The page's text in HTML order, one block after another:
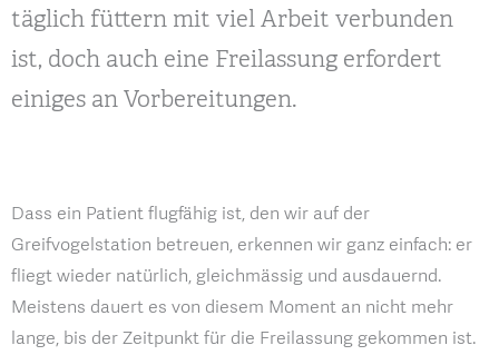
täglich füttern mit viel Arbeit verbunden
ist, doch auch eine Freilassung erfordert
einiges an Vorbereitungen.
Dass ein Patient flugfähig ist, den wir auf der
Greifvogelstation betreuen, erkennen wir ganz einfach: er
fliegt wieder natürlich, gleichmässig und ausdauernd.
Meistens dauert es von diesem Moment an nicht mehr
lange, bis der Zeitpunkt für die Freilassung gekommen ist.